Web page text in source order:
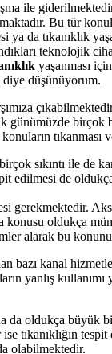
ile
Bu tür
da tıkanıklık
teknolojik
yaşanması
diye düşünüyorum.
birçok
tıkanması
sıkıntı ile
edilmesi de
gerekmektedir.
oldukça
alarak bu
bazı kanal
yanlış
oldukça büyük
tıkanıklığın
olabilmektedir.